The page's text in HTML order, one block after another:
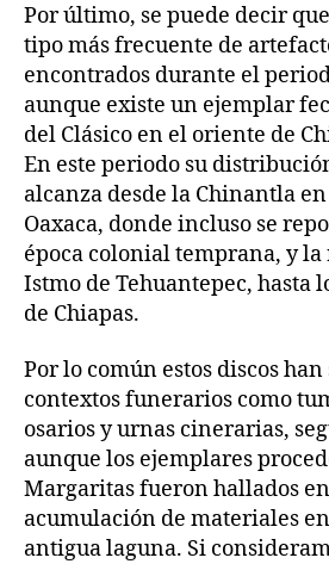
Por último, se puede decir
tipo más frecuente de
encontrados durante el
aunque existe un ejemplar
del Clásico en el oriente de
En este periodo su
alcanza desde la Chinantla
Oaxaca, donde incluso se
época colonial temprana, y
Istmo de Tehuantepec, hasta
de Chiapas.
Por lo común estos discos
contextos funerarios como
osarios y urnas cinerarias,
aunque los ejemplares
Margaritas fueron hallados
acumulación de materiales
antigua laguna. Si